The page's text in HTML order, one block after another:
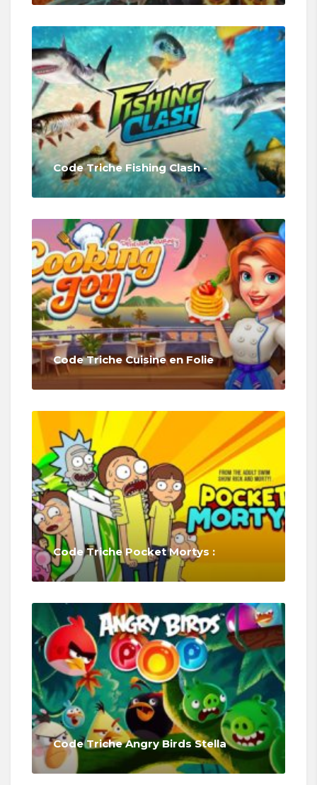
Code Triche Fishing Clash -
Code Triche Cuisine en Folie
Code Triche Pocket Mortys :
Code Triche Angry Birds Stella